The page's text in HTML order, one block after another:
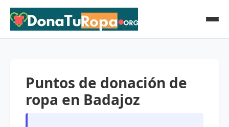
Puntos de donación de
ropa en Badajoz